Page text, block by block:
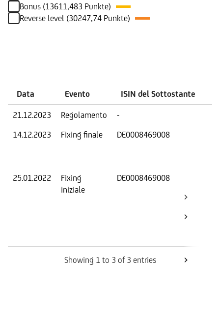
Bonus (13611,483 Punkte)
Reverse level (30247,74 Punkte)
Data Evento ISIN del Sottostante
21.12.2023 Regolamento -
14.12.2023
Fixing finale DE0008469008
25.01.2022
Fixing
iniziale
DE0008469008
Showing 1 to 3 of 3 entries